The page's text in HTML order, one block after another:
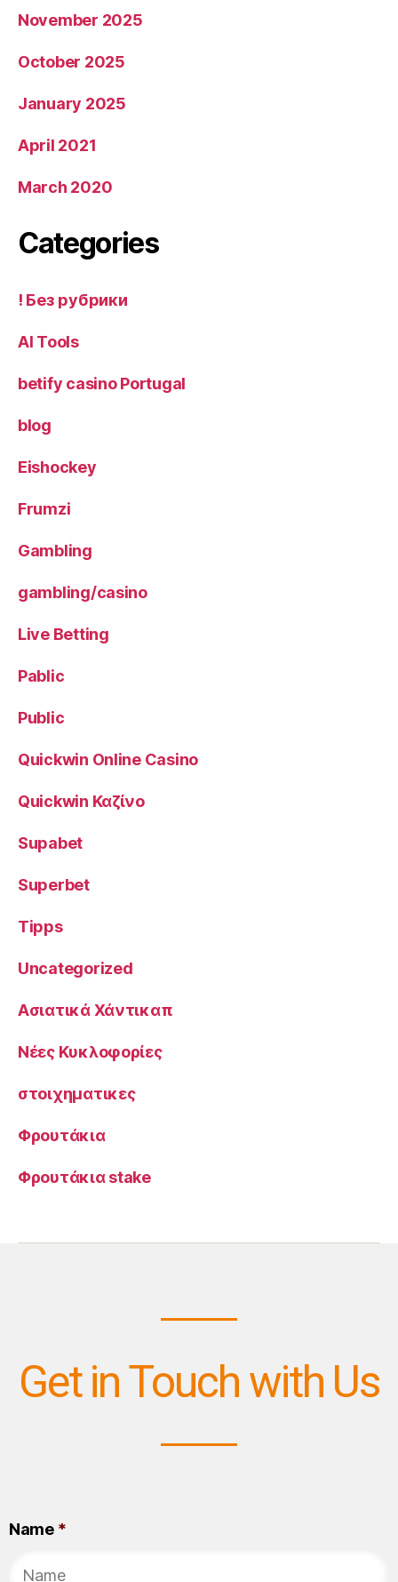
November 2025
October 2025
January 2025
April 2021
March 2020
Categories
! Без рубрики
AI Tools
betify casino Portugal
blog
Eishockey
Frumzi
Gambling
gambling/casino
Live Betting
Pablic
Public
Quickwin Online Casino
Quickwin Καζίνο
Supabet
Superbet
Tipps
Uncategorized
Ασιατικά Χάντικαπ
Νέες Κυκλοφορίες
στοιχηματικες
Φρουτάκια
Φρουτάκια stake
Get in Touch with Us
Name *